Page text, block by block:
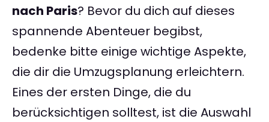
nach Paris? Bevor du dich auf dieses
spannende Abenteuer begibst,
bedenke bitte einige wichtige Aspekte,
die dir die Umzugsplanung erleichtern.
Eines der ersten Dinge, die du
berücksichtigen solltest, ist die Auswahl